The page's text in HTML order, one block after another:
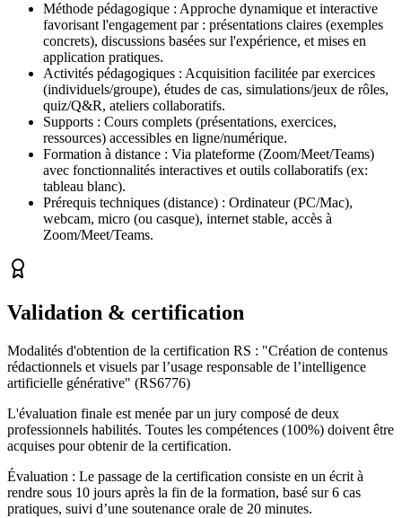
Méthode pédagogique : Approche dynamique et interactive
favorisant l'engagement par : présentations claires (exemples
concrets), discussions basées sur l'expérience, et mises en
application pratiques.
Activités pédagogiques : Acquisition facilitée par exercices
(individuels/groupe), études de cas, simulations/jeux de rôles,
quiz/Q&R, ateliers collaboratifs.
Supports : Cours complets (présentations, exercices,
ressources) accessibles en ligne/numérique.
Formation à distance : Via plateforme (Zoom/Meet/Teams)
avec fonctionnalités interactives et outils collaboratifs (ex:
tableau blanc).
Prérequis techniques (distance) : Ordinateur (PC/Mac),
webcam, micro (ou casque), internet stable, accès à
Zoom/Meet/Teams.
Validation & certification
Modalités d'obtention de la certification RS : "Création de contenus
rédactionnels et visuels par l’usage responsable de l’intelligence
artificielle générative" (RS6776)
L'évaluation finale est menée par un jury composé de deux
professionnels habilités. Toutes les compétences (100%) doivent être
acquises pour obtenir de la certification.
Évaluation : Le passage de la certification consiste en un écrit à
rendre sous 10 jours après la fin de la formation, basé sur 6 cas
pratiques, suivi d’une soutenance orale de 20 minutes.